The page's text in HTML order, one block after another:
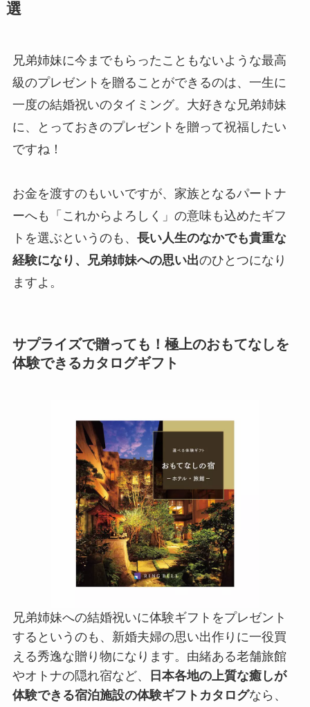
選
兄弟姉妹に今までもらったこともないような最高
級のプレゼントを贈ることができるのは、一生に
一度の結婚祝いのタイミング。大好きな兄弟姉妹
に、とっておきのプレゼントを贈って祝福したい
ですね！
お金を渡すのもいいですが、家族となるパートナ
ーへも「これからよろしく」の意味も込めたギフ
トを選ぶというのも、 長い人生のなかでも貴重な
経験になり、兄弟姉妹への思い出のひとつになり
ますよ。
サプライズで贈っても！極上のおもてなしを
体験できるカタログギフト
兄弟姉妹への結婚祝いに体験ギフトをプレゼント
するというのも、新婚夫婦の思い出作りに一役買
える秀逸な贈り物になります。由緒ある老舗旅館
やオトナの隠れ宿など、
日本各地の上質な癒しが
体験できる宿泊施設の体験ギフトカタログなら、